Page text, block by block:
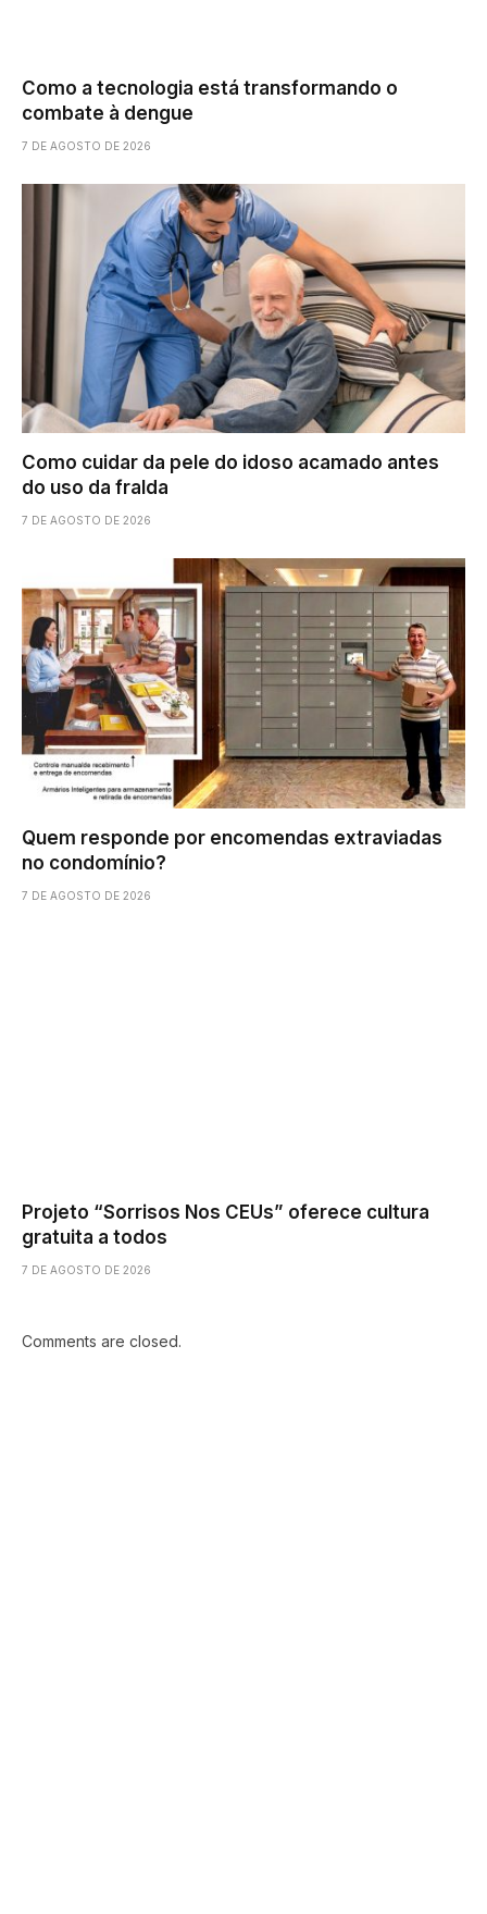
Como a tecnologia está transformando o
combate à dengue
7 DE AGOSTO DE 2026
Como cuidar da pele do idoso acamado antes
do uso da fralda
7 DE AGOSTO DE 2026
Quem responde por encomendas extraviadas
no condomínio?
7 DE AGOSTO DE 2026
Projeto “Sorrisos Nos CEUs” oferece cultura
gratuita a todos
7 DE AGOSTO DE 2026
Comments are closed.